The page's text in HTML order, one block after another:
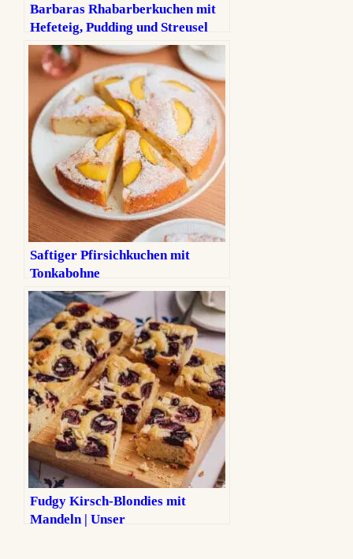
Barbaras Rhabarberkuchen mit
Hefeteig, Pudding und Streusel
Saftiger Pfirsichkuchen mit
Tonkabohne
Fudgy Kirsch-Blondies mit
Mandeln | Unser